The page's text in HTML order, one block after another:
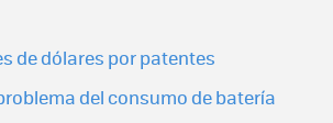
de dólares por patentes
del consumo de batería